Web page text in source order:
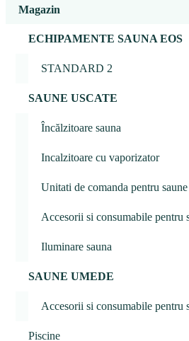
Magazin
ECHIPAMENTE SAUNA EOS
STANDARD 2
SAUNE USCATE
Încălzitoare sauna
Incalzitoare cu vaporizator
Unitati de comanda pentru saune
Accesorii si consumabile pentru
Iluminare sauna
SAUNE UMEDE
Accesorii si consumabile pentru
Piscine